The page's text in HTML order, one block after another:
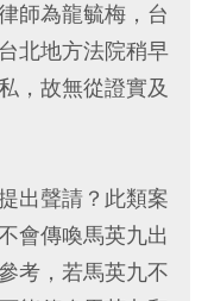
師為龍毓梅，台
北地方法院稍早
，故無從證實及
出聲請？此類案
會傳喚馬英九出
考，若馬英九不